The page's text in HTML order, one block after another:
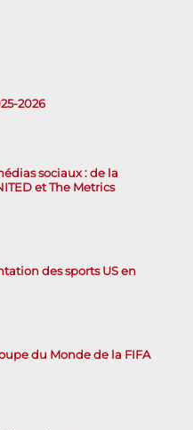
2026
sociaux : de la
et The Metrics
des sports US en
du Monde de la FIFA